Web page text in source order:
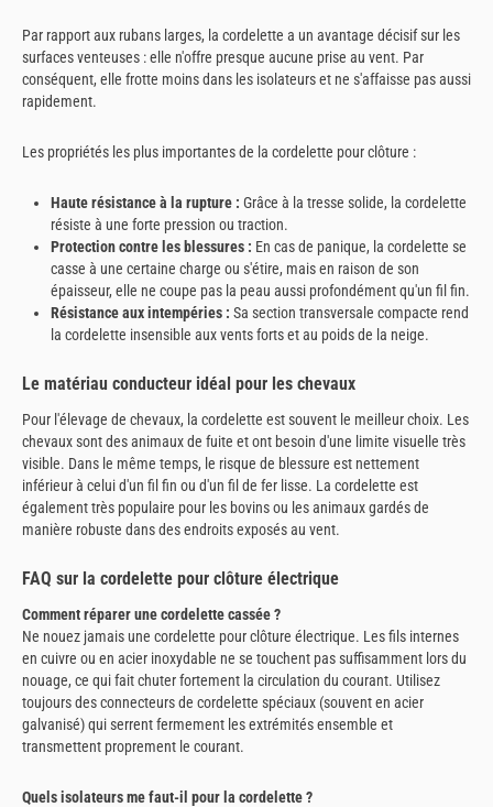
Par rapport aux rubans larges, la cordelette a un avantage décisif sur les
surfaces venteuses : elle n'offre presque aucune prise au vent. Par
conséquent, elle frotte moins dans les isolateurs et ne s'affaisse pas aussi
rapidement.
Les propriétés les plus importantes de la cordelette pour clôture :
Haute résistance à la rupture : Grâce à la tresse solide, la cordelette
résiste à une forte pression ou traction.
Protection contre les blessures : En cas de panique, la cordelette se
casse à une certaine charge ou s'étire, mais en raison de son
épaisseur, elle ne coupe pas la peau aussi profondément qu'un fil fin.
Résistance aux intempéries : Sa section transversale compacte rend
la cordelette insensible aux vents forts et au poids de la neige.
Le matériau conducteur idéal pour les chevaux
Pour l'élevage de chevaux, la cordelette est souvent le meilleur choix. Les
chevaux sont des animaux de fuite et ont besoin d'une limite visuelle très
visible. Dans le même temps, le risque de blessure est nettement
inférieur à celui d'un fil fin ou d'un fil de fer lisse. La cordelette est
également très populaire pour les bovins ou les animaux gardés de
manière robuste dans des endroits exposés au vent.
FAQ sur la cordelette pour clôture électrique
Comment réparer une cordelette cassée ?
Ne nouez jamais une cordelette pour clôture électrique. Les fils internes
en cuivre ou en acier inoxydable ne se touchent pas suffisamment lors du
nouage, ce qui fait chuter fortement la circulation du courant. Utilisez
toujours des connecteurs de cordelette spéciaux (souvent en acier
galvanisé) qui serrent fermement les extrémités ensemble et
transmettent proprement le courant.
Quels isolateurs me faut-il pour la cordelette ?